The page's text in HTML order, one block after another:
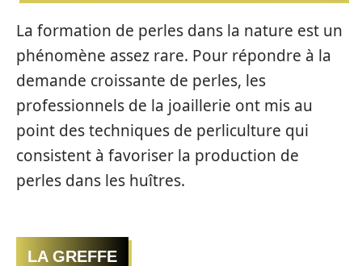
La formation de perles dans la nature est un
phénomène assez rare. Pour répondre à la
demande croissante de perles, les
professionnels de la joaillerie ont mis au
point des techniques de perliculture qui
consistent à favoriser la production de
perles dans les huîtres.
LA GREFFE